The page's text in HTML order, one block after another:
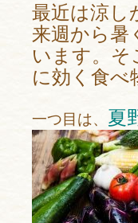
最近は涼し
来週から暑
います。そ
に効く食べ
一つ目は、 夏